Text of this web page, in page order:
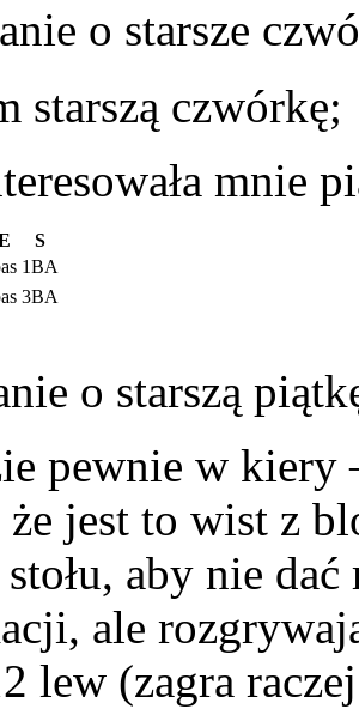
o starsze
starszą czwórkę;
mnie
S
1BA
3BA
o starszą
pewnie w kiery
że jest to wist z
aby nie
ale
lew (zagra